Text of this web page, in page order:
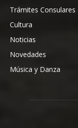
Trámites Consulares
Cultura
Noticias
Novedades
Música y Danza